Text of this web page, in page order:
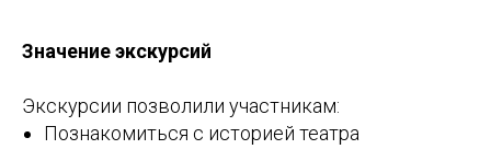
Значение экскурсий
Экскурсии позволили участникам:
Познакомиться с историей театра